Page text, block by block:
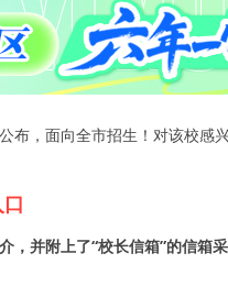
布，面向全市招生！对该校感
并附上了“校长信箱”的信箱采